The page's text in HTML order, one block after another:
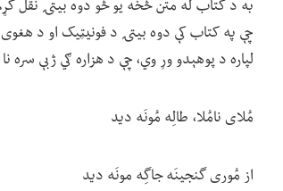
به د کتاب له متن څخه یو څو دوه بیتۍ نقل کړم
چې په کتاب کې دوه بیتۍ د فونیټیک او د
لپاره د پوهېدو وړ وي، چې د هزاره ګي ژبې سره
مُلای نامُلا، طالِه مُونَه دید
از مُوری گنجینَه جاگِه مونَه دید